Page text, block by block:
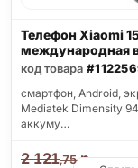
Телефон Xiaomi
международная
код товара
смартфон, Android,
Mediatek Dimensity
аккуму…
2 121,75р.